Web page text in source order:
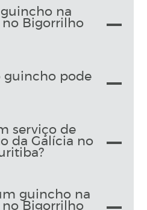
na
no Bigorrilho
guincho pode
serviço de
da Galícia no
guincho na
no Bigorrilho